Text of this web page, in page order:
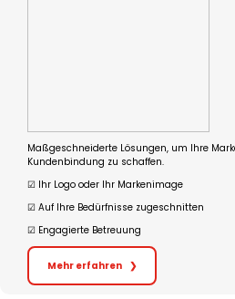
Maßgeschneiderte Lösungen, um Ihre
Kundenbindung zu schaffen.
☑︎ Ihr Logo oder Ihr Markenimage
☑︎ Auf Ihre Bedürfnisse zugeschnitten
☑︎ Engagierte Betreuung
Mehr erfahren ❯